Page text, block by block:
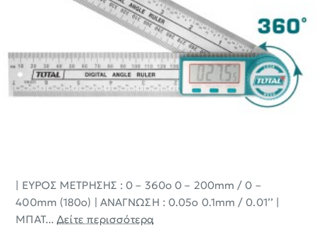
| ΕΥΡΟΣ ΜΕΤΡΗΣΗΣ : 0 – 360ο 0 – 200mm / 0 –
400mm (180ο) | ΑΝΑΓΝΩΣΗ : 0.05ο 0.1mm / 0.01’’ |
ΜΠΑΤ...Δείτε περισσότερα